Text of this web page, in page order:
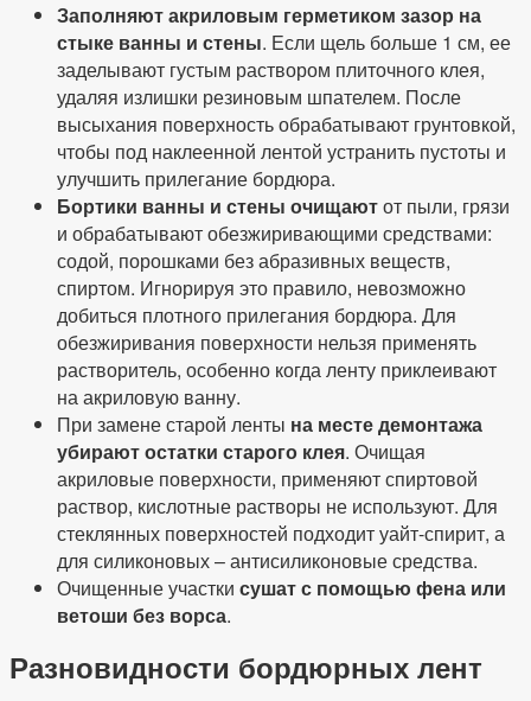
Заполняют акриловым герметиком зазор на
стыке ванны и стены. Если щель больше 1 см, ее
заделывают густым раствором плиточного клея,
удаляя излишки резиновым шпателем. После
высыхания поверхность обрабатывают грунтовкой,
чтобы под наклеенной лентой устранить пустоты и
улучшить прилегание бордюра.
Бортики ванны и стены очищаютот пыли, грязи
и обрабатывают обезжиривающими средствами:
содой, порошками без абразивных веществ,
спиртом. Игнорируя это правило, невозможно
добиться плотного прилегания бордюра. Для
обезжиривания поверхности нельзя применять
растворитель, особенно когда ленту приклеивают
на акриловую ванну.
При замене старой ленты на месте демонтажа
убирают остатки старого клея. Очищая
акриловые поверхности, применяют спиртовой
раствор, кислотные растворы не используют. Для
стеклянных поверхностей подходит уайт-спирит, а
для силиконовых – антисиликоновые средства.
Очищенные участки сушат с помощью фена или
ветоши без ворса.
Разновидности бордюрных лент